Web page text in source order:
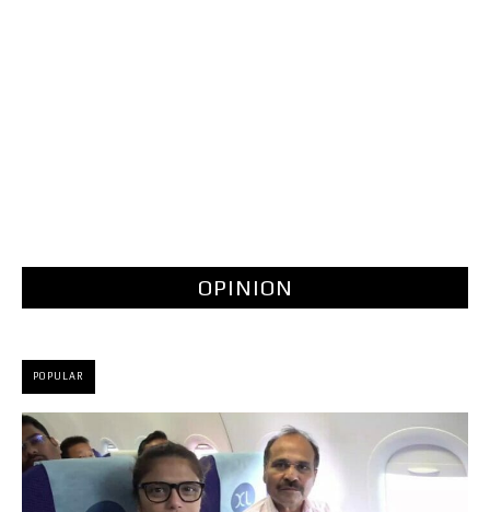
OPINION
POPULAR